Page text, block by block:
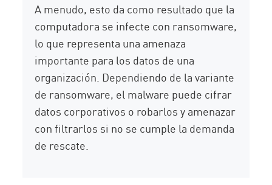
A menudo, esto da como resultado que la
computadora se infecte con ransomware,
lo que representa una amenaza
importante para los datos de una
organización. Dependiendo de la variante
de ransomware, el malware puede cifrar
datos corporativos o robarlos y amenazar
con filtrarlos si no se cumple la demanda
de rescate.